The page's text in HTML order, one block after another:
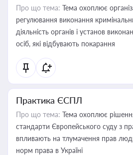
Про що тема: Тема охоплює
регулювання виконання
діяльність органів і установ
осіб, які відбувають покарання
Практика ЄСПЛ
Про що тема: Тема охоплює
стандарти Європейського суду з
впливають на тлумачення прав
норм права в Україні